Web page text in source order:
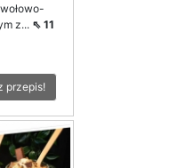
z... ⇖ 11
przepis!